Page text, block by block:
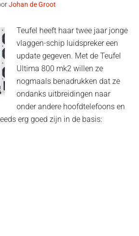
Johan de Groot
Teufel heeft haar twee jaar jonge
vlaggen-schip luidspreker een
update gegeven. Met de Teufel
Ultima 800 mk2 willen ze
nogmaals benadrukken dat ze
ondanks uitbreidingen naar
onder andere hoofdtelefoons en
erg goed zijn in de basis: